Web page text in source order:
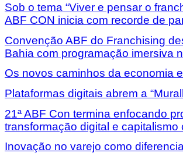
Sob o tema “Viver e pensar o
ABF CON inicia com recorde de
Convenção ABF do Franchising
Bahia com programação imersiva
Os novos caminhos da economia
Plataformas digitais abrem a
21ª ABF Con termina enfocando
transformação digital e capitalismo
Inovação no varejo como